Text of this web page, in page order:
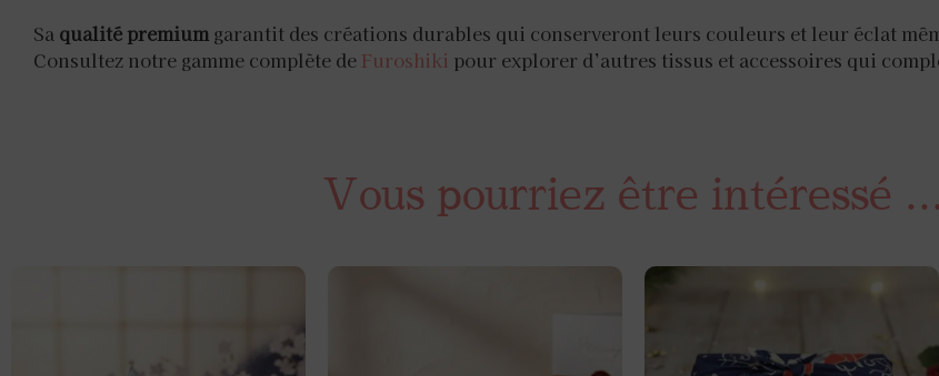
Sa qualité premium garantit des créations durables qui conserveront leurs couleurs et leur éclat
Consultez notre gamme complète de Furoshiki pour explorer d’autres tissus et accessoires qui
Vous pourriez être intéressé ...